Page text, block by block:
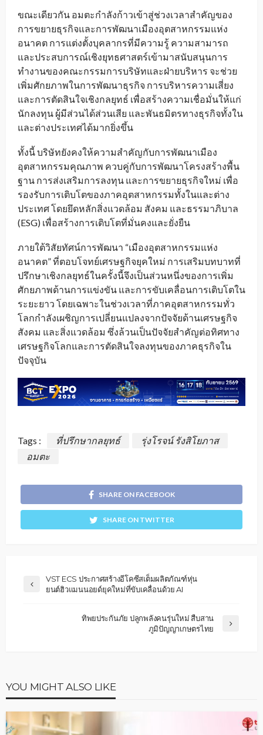
ขณะเดียวกัน อมตะกำลังก้าวเข้าสู่ช่วงเวลาสำคัญของ
การขยายธุรกิจและการพัฒนาเมืองอุตสาหกรรมแห่ง
อนาคต การแต่งตั้งบุคลากรที่มีความรู้ ความสามารถ
และประสบการณ์เชิงยุทธศาสตร์เข้ามาสนับสนุนการ
ทำงานของคณะกรรมการบริษัทและฝ่ายบริหาร จะช่วย
เพิ่มศักยภาพในการพัฒนาธุรกิจ การบริหารความเสี่ยง
และการตัดสินใจเชิงกลยุทธ์ เพื่อสร้างความเชื่อมั่นให้แก่
นักลงทุน ผู้มีส่วนได้ส่วนเสีย และพันธมิตรทางธุรกิจทั้งใน
และต่างประเทศได้มากยิ่งขึ้น
ทั้งนี้ บริษัทยังคงให้ความสำคัญกับการพัฒนาเมือง
อุตสาหกรรมคุณภาพ ควบคู่กับการพัฒนาโครงสร้างพื้น
ฐาน การส่งเสริมการลงทุน และการขยายธุรกิจใหม่ เพื่อ
รองรับการเติบโตของภาคอุตสาหกรรมทั้งในและต่าง
ประเทศ โดยยึดหลักสิ่งแวดล้อม สังคม และธรรมาภิบาล
(ESG) เพื่อสร้างการเติบโตที่มั่นคงและยั่งยืน
ภายใต้วิสัยทัศน์การพัฒนา “เมืองอุตสาหกรรมแห่ง
อนาคต” ที่ตอบโจทย์เศรษฐกิจยุคใหม่ การเสริมบทบาทที่
ปรึกษาเชิงกลยุทธ์ในครั้งนี้จึงเป็นส่วนหนึ่งของการเพิ่ม
ศักยภาพด้านการแข่งขัน และการขับเคลื่อนการเติบโตใน
ระยะยาว โดยเฉพาะในช่วงเวลาที่ภาคอุตสาหกรรมทั่ว
โลกกำลังเผชิญการเปลี่ยนแปลงจากปัจจัยด้านเศรษฐกิจ
สังคม และสิ่งแวดล้อม ซึ่งล้วนเป็นปัจจัยสำคัญต่อทิศทาง
เศรษฐกิจโลกและการตัดสินใจลงทุนของภาคธุรกิจใน
ปัจจุบัน
Tags : ที่ปรึกษากลยุทธ์
รุ่งโรจน์ รังสิโยภาส
อมตะ
SHARE ON FACEBOOK
SHARE ON TWITTER
VST ECS ประกาศสร้างอีโคซีสเต็มผลิตภัณฑ์หุ่น
ยนต์ฮิวแมนนอยด์ยุคใหม่ที่ขับเคลื่อนด้วย AI
ทิพยประกันภัย ปลูกพลังคนรุ่นใหม่ สืบสาน
ภูมิปัญญาเกษตรไทย
YOU MIGHT ALSO LIKE